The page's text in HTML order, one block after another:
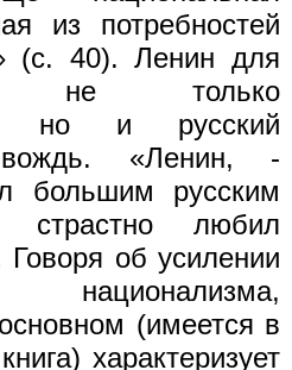
из потребностей
(с. 40). Ленин для
не только
но и русский
вождь. «Ленин, -
большим русским
страстно любил
об усилении
(имеется в
характеризует